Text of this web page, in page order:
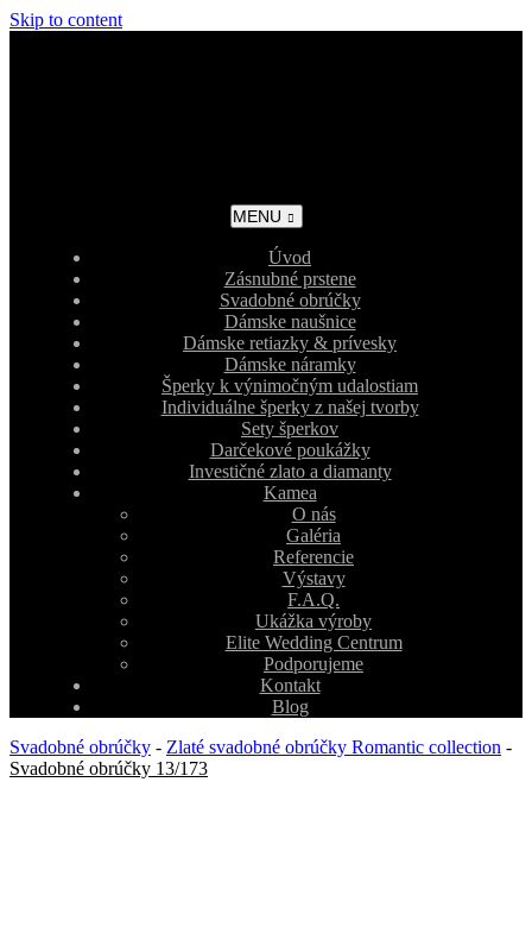
Skip to content
MENU
Úvod
Zásnubné prstene
Svadobné obrúčky
Dámske naušnice
Dámske retiazky & prívesky
Dámske náramky
Šperky k výnimočným udalostiam
Individuálne šperky z našej tvorby
Sety šperkov
Darčekové poukážky
Investičné zlato a diamanty
Kamea
O nás
Galéria
Referencie
Výstavy
F.A.Q.
Ukážka výroby
Elite Wedding Centrum
Podporujeme
Kontakt
Blog
Svadobné obrúčky - Zlaté svadobné obrúčky Romantic collection -
Svadobné obrúčky 13/173